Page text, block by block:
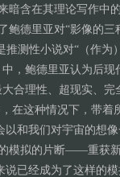
暗含在其理论写作中
鲍德里亚对“影像的三
推测性小说对“（作为
，鲍德里亚认为后
合理性、超现实、完
在这种情况下，带着
以和我们对宇宙的想
模拟的片断——重获
已经成为了这样的